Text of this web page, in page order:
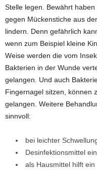
Stelle legen. Bewährt
gegen Mückenstiche aus
lindern. Denn gefährlich
wenn zum Beispiel kleine
Weise werden die vom
Bakterien in der Wunde
gelangen. Und auch
Fingernagel sitzen, können
gelangen. Weitere
sinnvoll:
bei leichter
Desinfektionsmittel
als Hausmittel hilft